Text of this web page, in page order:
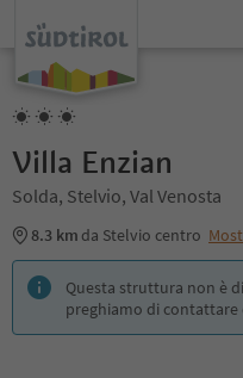
Villa Enzian
Solda, Stelvio, Val Venosta
8.3 km da Stelvio centro
Questa struttura non è
preghiamo di